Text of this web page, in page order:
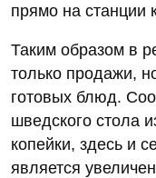
прямо на станции
Таким образом в
только продажи,
готовых блюд.
шведского стола
копейки, здесь и
является